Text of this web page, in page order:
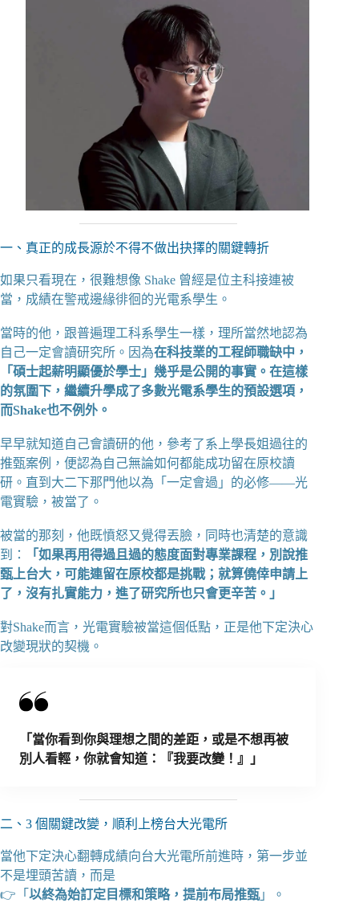
一、真正的成長源於不得不做出抉擇的關鍵轉折
如果只看現在，很難想像 Shake 曾經是位主科接連被
當，成績在警戒邊緣徘徊的光電系學生。
當時的他，跟普遍理工科系學生一樣，理所當然地認為
自己一定會讀研究所。因為在科技業的工程師職缺中，
「碩士起薪明顯優於學士」幾乎是公開的事實。在這樣
的氛圍下，繼續升學成了多數光電系學生的預設選項，
而Shake也不例外。
早早就知道自己會讀研的他，參考了系上學長姐過往的
推甄案例，便認為自己無論如何都能成功留在原校讀
研。直到大二下那門他以為「一定會過」的必修——光
電實驗，被當了。
被當的那刻，他既憤怒又覺得丟臉，同時也清楚的意識
到：
「如果再用得過且過的態度面對專業課程，別說推
甄上台大，可能連留在原校都是挑戰；就算僥倖申請上
了，沒有扎實能力，進了研究所也只會更辛苦。」
對Shake而言，光電實驗被當這個低點，正是他下定決心
改變現狀的契機。
「當你看到你與理想之間的差距，或是不想再被
別人看輕，你就會知道：『我要改變！』」
二、3 個關鍵改變，順利上榜台大光電所
當他下定決心翻轉成績向台大光電所前進時，第一步並
不是埋頭苦讀，而是
👉「 以終為始訂定目標和策略，提前布局推甄」。